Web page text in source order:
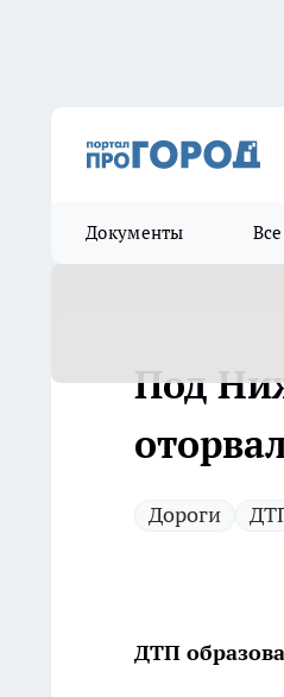
Документы
Под
Дороги
ДТП